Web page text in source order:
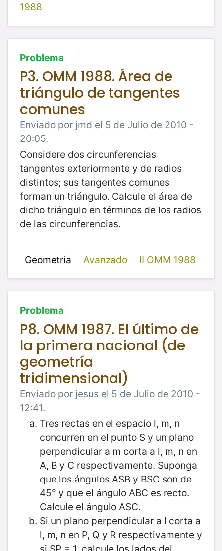
1988
Problema
P3. OMM 1988. Área de
triángulo de tangentes
comunes
Enviado por jmd el 5 de Julio de 2010 -
20:05.
Considere dos circunferencias
tangentes exteriormente y de radios
distintos; sus tangentes comunes
forman un triángulo. Calcule el área de
dicho triángulo en términos de los radios
de las circunferencias.
Geometría Avanzado II OMM 1988
Problema
P8. OMM 1987. El último de
la primera nacional (de
geometría
tridimensional)
Enviado por jesus el 5 de Julio de 2010 -
12:41.
Tres rectas en el espacio l, m, n
concurren en el punto S y un plano
perpendicular a m corta a l, m, n en
A, B y C respectivamente. Suponga
que los ángulos ASB y BSC son de
45° y que el ángulo ABC es recto.
Calcule el ángulo ASC.
Si un plano perpendicular a l corta a
l, m, n en P, Q y R respectivamente y
si SP = 1, calcule los lados del